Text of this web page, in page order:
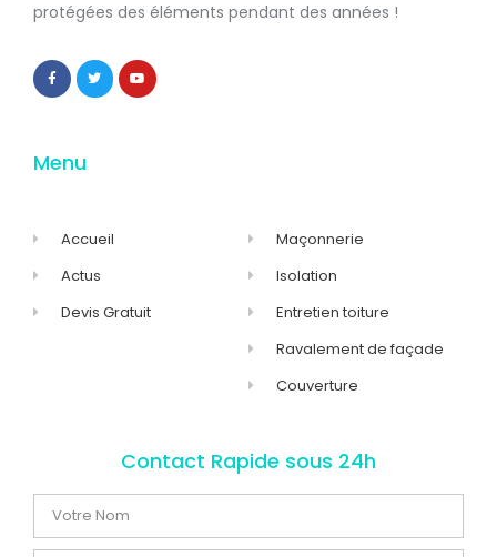
protégées des éléments pendant des années !
Menu
Accueil
Actus
Devis Gratuit
Maçonnerie
Isolation
Entretien toiture
Ravalement de façade
Couverture
Contact Rapide sous 24h